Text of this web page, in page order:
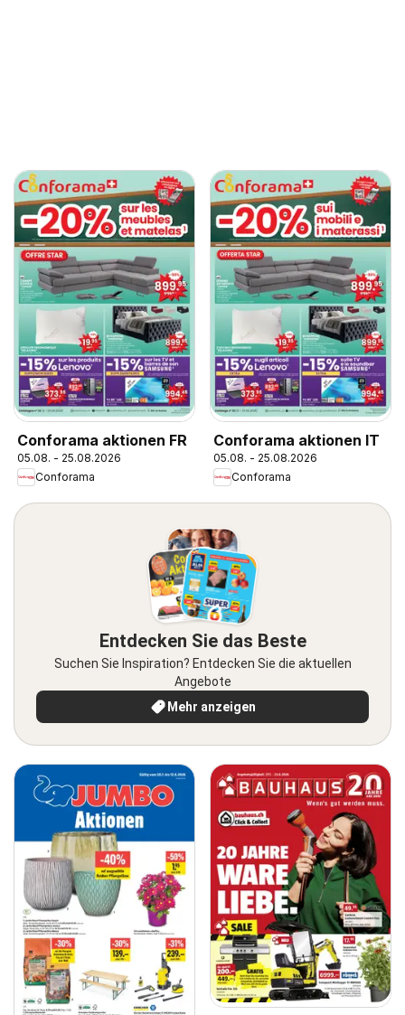
Conforama aktionen FR
05.08. - 25.08.2026
Conforama
Conforama aktionen IT
05.08. - 25.08.2026
Conforama
Entdecken Sie das Beste
Suchen Sie Inspiration? Entdecken Sie die aktuellen
Angebote
Mehr anzeigen